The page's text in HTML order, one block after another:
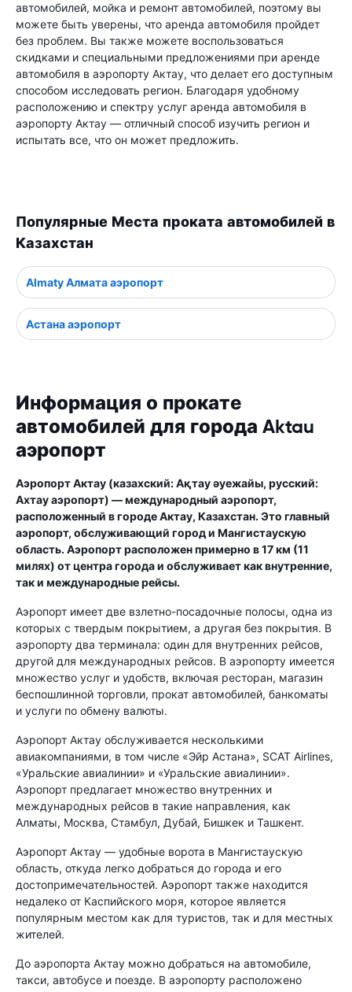
автомобилей, мойка и ремонт автомобилей, поэтому вы
можете быть уверены, что аренда автомобиля пройдет
без проблем. Вы также можете воспользоваться
скидками и специальными предложениями при аренде
автомобиля в аэропорту Актау, что делает его доступным
способом исследовать регион. Благодаря удобному
расположению и спектру услуг аренда автомобиля в
аэропорту Актау — отличный способ изучить регион и
испытать все, что он может предложить.
Популярные Места проката автомобилей в
Казахстан
Almaty Алмата аэропорт
Астана аэропорт
Информация о прокате
автомобилей для города Aktau
аэропорт
Аэропорт Актау (казахский: Ақтау әуежайы, русский:
Ахтау аэропорт) — международный аэропорт,
расположенный в городе Актау, Казахстан. Это главный
аэропорт, обслуживающий город и Мангистаускую
область. Аэропорт расположен примерно в 17 км (11
милях) от центра города и обслуживает как внутренние,
так и международные рейсы.
Аэропорт имеет две взлетно-посадочные полосы, одна из
которых с твердым покрытием, а другая без покрытия. В
аэропорту два терминала: один для внутренних рейсов,
другой для международных рейсов. В аэропорту имеется
множество услуг и удобств, включая ресторан, магазин
беспошлинной торговли, прокат автомобилей, банкоматы
и услуги по обмену валюты.
Аэропорт Актау обслуживается несколькими
авиакомпаниями, в том числе «Эйр Астана», SCAT Airlines,
«Уральские авиалинии» и «Уральские авиалинии».
Аэропорт предлагает множество внутренних и
международных рейсов в такие направления, как
Алматы, Москва, Стамбул, Дубай, Бишкек и Ташкент.
Аэропорт Актау — удобные ворота в Мангистаускую
область, откуда легко добраться до города и его
достопримечательностей. Аэропорт также находится
недалеко от Каспийского моря, которое является
популярным местом как для туристов, так и для местных
жителей.
До аэропорта Актау можно добраться на автомобиле,
такси, автобусе и поезде. В аэропорту расположено